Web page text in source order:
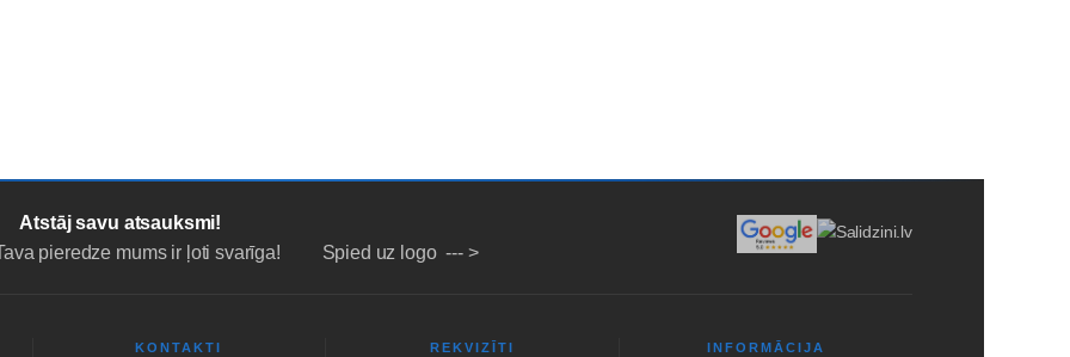
Atstāj savu atsauksmi!
Tava pieredze mums ir ļoti svarīga! Spied uz logo --- >
KONTAKTI REKVIZĪTI INFORMĀCIJA